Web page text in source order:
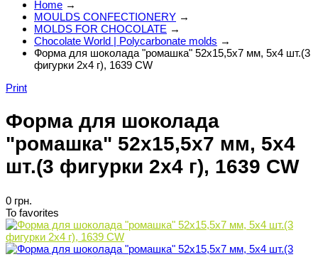
Home →
MOULDS CONFECTIONERY →
MOLDS FOR CHOCOLATE →
Chocolate World | Polycarbonate molds →
Форма для шоколада "ромашка" 52x15,5x7 мм, 5х4 шт.(3
фигурки 2х4 г), 1639 CW
Print
Форма для шоколада
"ромашка" 52x15,5x7 мм, 5х4
шт.(3 фигурки 2х4 г), 1639 CW
0 грн.
To favorites